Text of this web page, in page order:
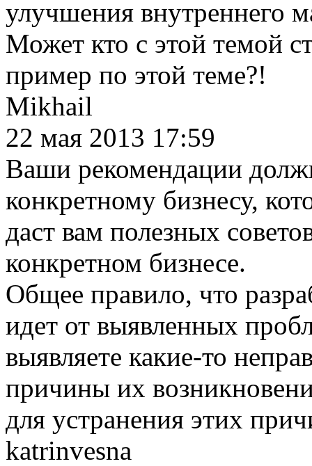
улучшения внутреннего
Может кто с этой темой
пример по этой теме?!
Mikhail
22 мая 2013 17:59
Ваши рекомендации
конкретному бизнесу,
даст вам полезных
конкретном бизнесе.
Общее правило, что
идет от выявленных
выявляете какие-то
причины их
для устранения этих
katrinvesna